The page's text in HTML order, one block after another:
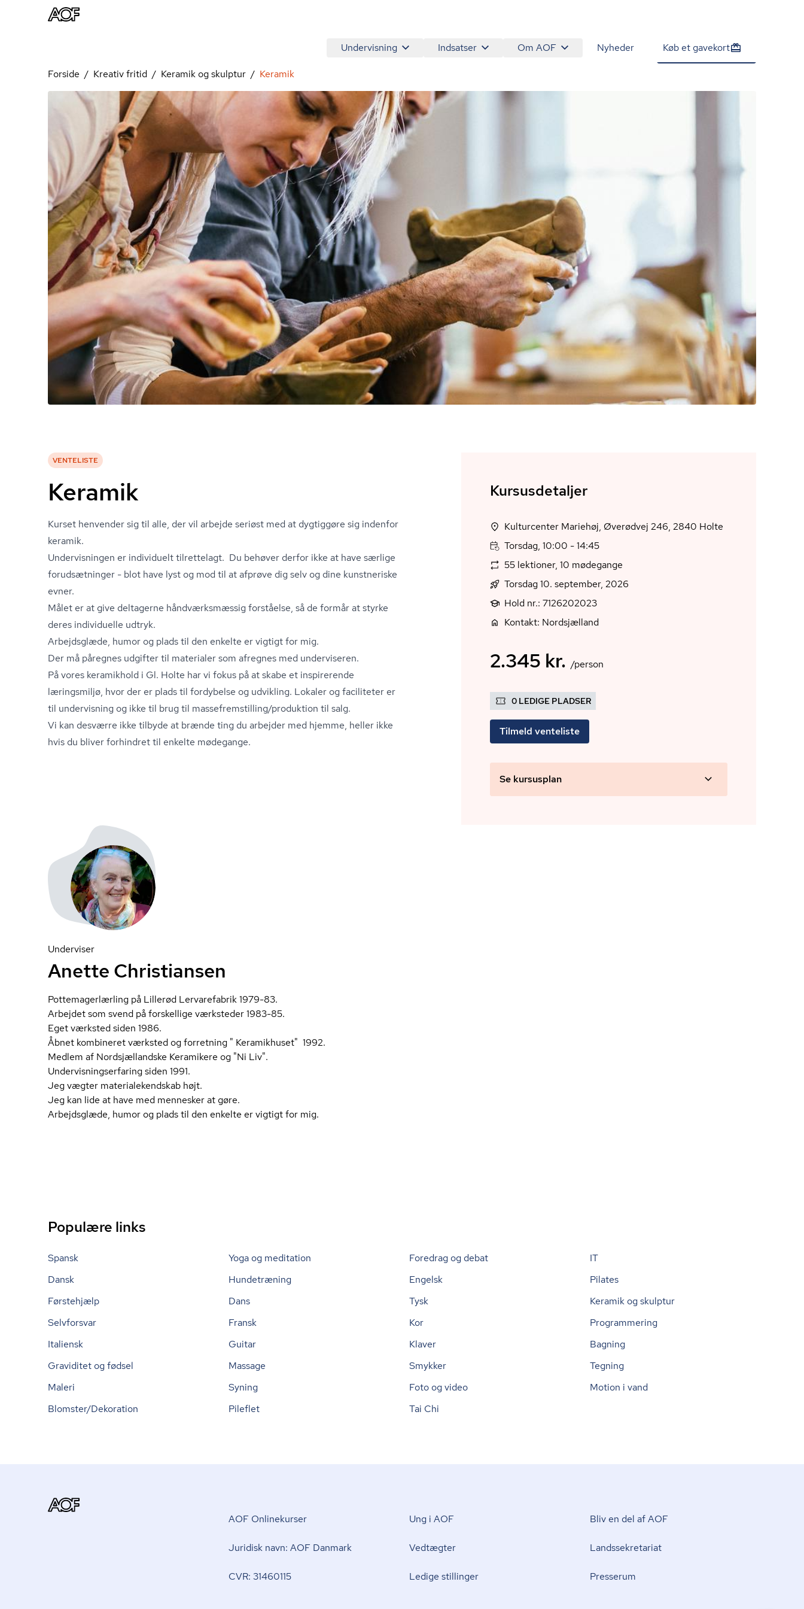
Undervisning Indsatser Om AOF Nyheder Køb et gavekort
Forside Kreativ fritid Keramik og skulptur Keramik
2.345 kr. /person Tilmeld venteliste
VENTELISTE
Keramik
Kurset henvender sig til alle, der vil arbejde seriøst med at dygtiggøre sig indenfor
keramik.
Undervisningen er individuelt tilrettelagt. Du behøver derfor ikke at have særlige
forudsætninger - blot have lyst og mod til at afprøve dig selv og dine kunstneriske
evner.
Målet er at give deltagerne hånd­værks­mæs­sig forståelse, så de formår at styrke
deres individuelle udtryk.
Arbejdsglæde, humor og plads til den enkelte er vigtigt for mig.
Der må påregnes udgifter til materialer som afregnes med underviseren.
På vores keramikhold i Gl. Holte har vi fokus på at skabe et inspirerende
læringsmiljø, hvor der er plads til fordybelse og udvikling. Lokaler og faciliteter er
til undervisning og ikke til brug til mas­se­frem­stil­ling/produktion til salg.
Vi kan desværre ikke tilbyde at brænde ting du arbejder med hjemme, heller ikke
hvis du bliver forhindret til enkelte mødegange.
Kursusdetaljer
Kulturcenter Mariehøj, Øverødvej 246, 2840 Holte
Torsdag, 10:00 - 14:45
55 lektioner, 10 mødegange
Torsdag 10. september, 2026
Hold nr.: 7126202023
Kontakt: Nordsjælland
2.345 kr. /person
0 LEDIGE PLADSER
Tilmeld venteliste
Se kursusplan
Underviser
Anette Christiansen
Pot­te­ma­ger­lær­ling på Lillerød Lervarefabrik 1979-83.
Arbejdet som svend på forskellige værksteder 1983-85.
Eget værksted siden 1986.
Åbnet kombineret værksted og forretning " Keramikhuset" 1992.
Medlem af Nord­s­jæl­land­ske Keramikere og "Ni Liv".
Un­der­vis­ning­ser­fa­ring siden 1991.
Jeg vægter ma­te­ri­a­le­kend­skab højt.
Jeg kan lide at have med mennesker at gøre.
Arbejdsglæde, humor og plads til den enkelte er vigtigt for mig.
Populære links
Spansk Yoga og meditation Foredrag og debat
IT
Dansk
Hundetræning Engelsk
Pilates
Førstehjælp
Dans Tysk
Keramik og skulptur
Selvforsvar
Fransk Kor
Programmering
Italiensk
Guitar Klaver
Bagning
Graviditet og fødsel
Massage Smykker
Tegning
Maleri
Syning Foto og video
Motion i vand
Blomster/Dekoration
Pileflet Tai Chi
AOF Onlinekurser
Juridisk navn: AOF Danmark
CVR: 31460115
Ung i AOF
Vedtægter
Ledige stillinger
Bliv en del af AOF
Lands­se­kre­ta­ri­at
Presserum